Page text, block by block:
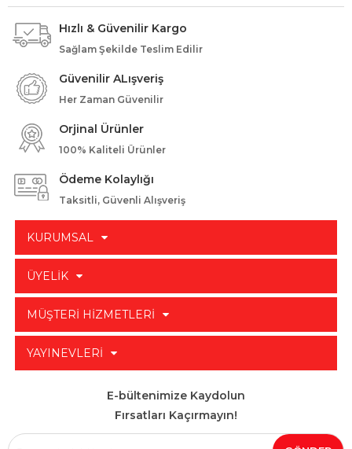
Hızlı & Güvenilir Kargo
Sağlam Şekilde Teslim Edilir
Güvenilir ALışveriş
Her Zaman Güvenilir
Orjinal Ürünler
100% Kaliteli Ürünler
Ödeme Kolaylığı
Taksitli, Güvenli Alışveriş
KURUMSAL
ÜYELİK
MÜŞTERİ HİZMETLERİ
YAYINEVLERİ
E-bültenimize Kaydolun
Fırsatları Kaçırmayın!